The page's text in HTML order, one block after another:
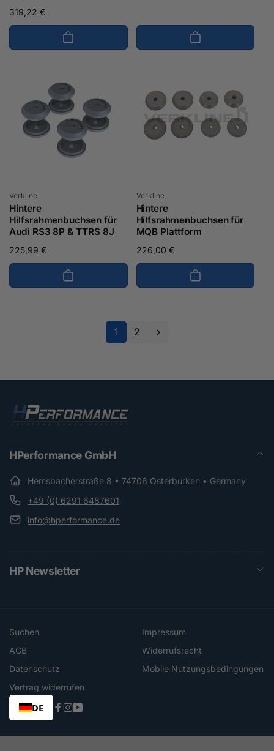
Normaler
Preis
319,22 €
Anbieter:
Verkline
Hintere
Hilfsrahmenbuchsen für
Audi RS3 8P & TTRS 8J
Normaler
Preis
225,99 €
Anbieter:
Verkline
Hintere
Hilfsrahmenbuchsen für
MQB Plattform
Normaler
Preis
226,00 €
1 2
HPerformance GmbH
Hemsbacherstraße 8 • 74706 Osterburken • Germany
+49 (0) 6291 6487601
info@hperformance.de
HP Newsletter
Suchen
Impressum
AGB
Widerrufsrecht
Datenschutz
Mobile Nutzungsbedingungen
Vertrag widerrufen
DE
Facebook
Instagram
YouTube